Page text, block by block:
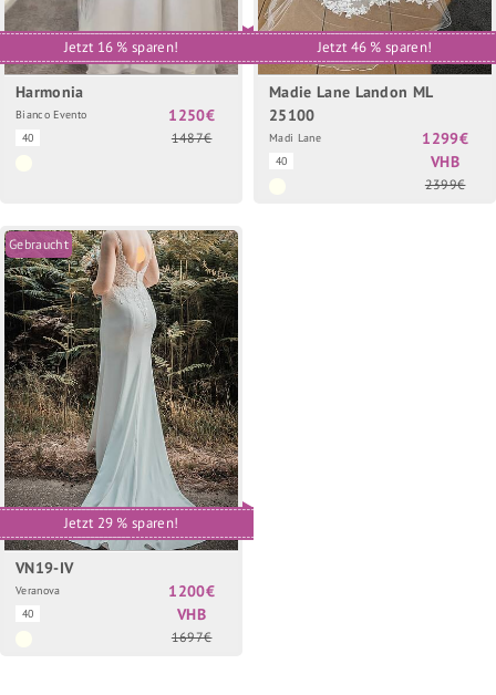
Jetzt 16 % sparen!
Harmonia
Bianco Evento
40
1250€
1487€
Jetzt 46 % sparen!
Madie Lane Landon ML
25100
Madi Lane
40
1299€
VHB
2399€
Gebraucht
Jetzt 29 % sparen!
VN19-IV
Veranova
40
1200€
VHB
1697€